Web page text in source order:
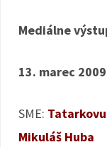
Mediálne
13. marec 2009
SME:
Mikuláš Huba